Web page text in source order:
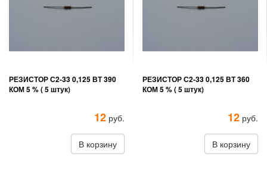
РЕЗИСТОР С2-33 0,125 ВТ 390
КОМ 5 % ( 5 штук)
12 руб.
В корзину
РЕЗИСТОР С2-33 0,125 ВТ 360
КОМ 5 % ( 5 штук)
12 руб.
В корзину